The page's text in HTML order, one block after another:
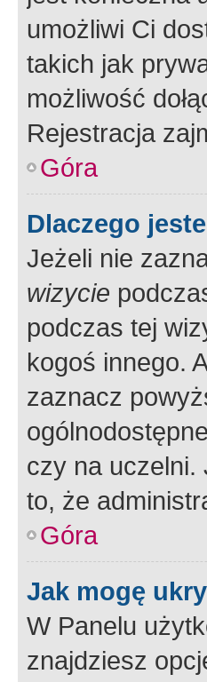
umożliwi Ci
takich jak
możliwość
Rejestracja
Góra
Dlaczego
Jeżeli nie
wizycie
podczas tej
kogoś innego.
zaznacz
czy na uczelni.
to, że
Góra
Jak mogę
W Panelu
znajdziesz